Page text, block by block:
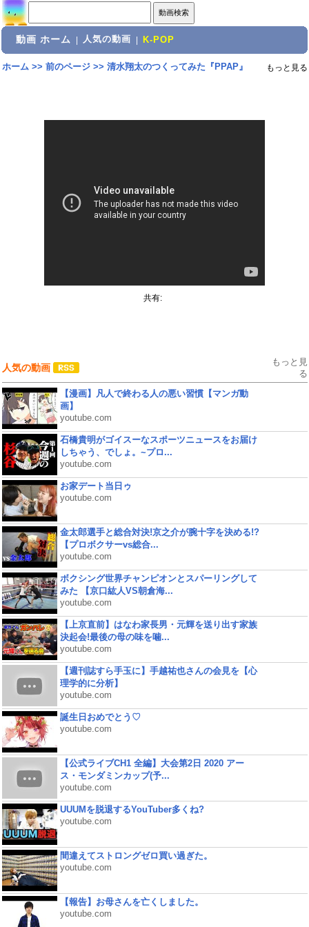
動画 ホーム 人気の動画 K-POP
ホーム>> 前のページ>> 清水翔太のつくってみた『PPAP』 もっと見る
共有:
人気の動画
もっと見
る
【漫画】凡人で終わる人の悪い習慣【マンガ動
画】
youtube.com
石橋貴明がゴイスーなスポーツニュースをお届け
しちゃう、でしょ。~プロ...
youtube.com
お家デート当日ゥ
youtube.com
金太郎選手と総合対決!京之介が腕十字を決める!?
【プロボクサーvs総合...
youtube.com
ボクシング世界チャンピオンとスパーリングして
みた 【京口紘人VS朝倉海...
youtube.com
【上京直前】はなわ家長男・元輝を送り出す家族
決起会!最後の母の味を噛...
youtube.com
【週刊誌すら手玉に】手越祐也さんの会見を【心
理学的に分析】
youtube.com
誕生日おめでとう♡
youtube.com
【公式ライブCH1 全編】大会第2日 2020 アー
ス・モンダミンカップ(予...
youtube.com
UUUMを脱退するYouTuber多くね?
youtube.com
間違えてストロングゼロ買い過ぎた。
youtube.com
【報告】お母さんを亡くしました。
youtube.com